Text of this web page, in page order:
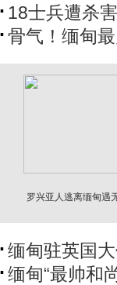
18士兵遭杀
骨气！缅甸
罗兴亚人逃离缅甸遇
缅甸驻英国
缅甸“最帅和